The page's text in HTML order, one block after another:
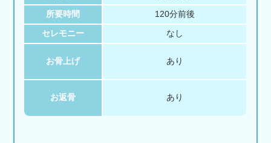
所要時間 120分前後
セレモニー なし
お骨上げ あり
お返骨 あり